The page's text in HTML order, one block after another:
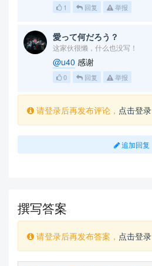
1 回复 举报
愛って何だろう？
这家伙很懒，什么也没写！
@u40 感谢
0 回复 举报
请登录后再发布评论， 点击登录
追加回复
撰写答案
请登录后再发布答案， 点击登录